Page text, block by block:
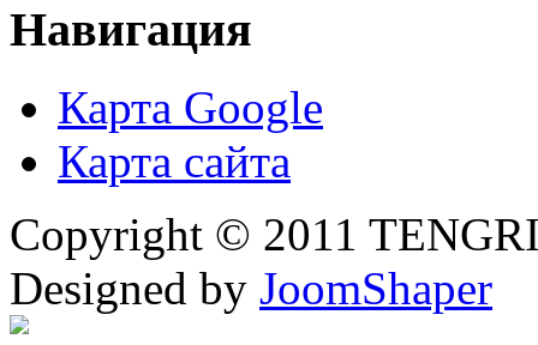
Навигация
Карта Google
Карта сайта
Copyright © 2011
Designed by JoomShaper